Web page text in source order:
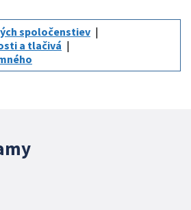
spoločenstiev
a tlačivá